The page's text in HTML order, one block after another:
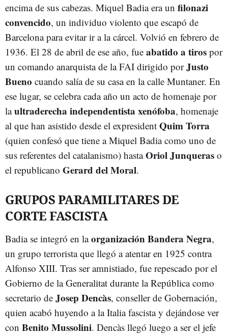
encima de sus cabezas. Miquel Badia era un filonazi
convencido, un individuo violento que escapó de
Barcelona para evitar ir a la cárcel. Volvió en febrero de
1936. El 28 de abril de ese año, fue abatido a tiros por
un comando anarquista de la FAI dirigido porJusto
Bueno cuando salía de su casa en la calle Muntaner. En
ese lugar, se celebra cada año un acto de homenaje por
laultraderecha independentista xenófoba, homenaje
al que han asistido desde el expresident Quim Torra
(quien confesó que tiene a Miquel Badia como uno de
sus referentes del catalanismo) hastaOriol Junqueras o
el republicano Gerard del Moral.
GRUPOS PARAMILITARES DE
CORTE FASCISTA
Badia se integró en laorganización Bandera Negra,
un grupo terrorista que llegó a atentar en 1925 contra
Alfonso XIII. Tras ser amnistiado, fue repescado por el
Gobierno de la Generalitat durante la República como
secretario de Josep Dencàs, conseller de Gobernación,
quien acabó huyendo a la Italia fascista y dejándose ver
con Benito Mussolini. Dencàs llegó luego a ser el jefe